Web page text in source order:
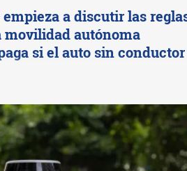
a discutir las
movilidad autónoma
si el auto sin conductor